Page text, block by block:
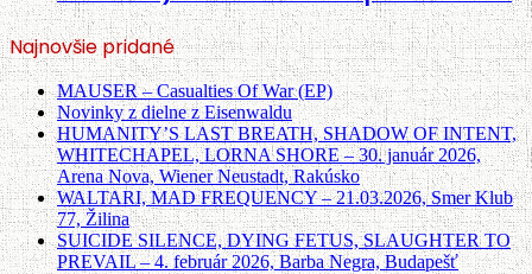
Najnovšie pridané
MAUSER – Casualties Of War (EP)
Novinky z dielne z Eisenwaldu
HUMANITY’S LAST BREATH, SHADOW OF INTENT,
WHITECHAPEL, LORNA SHORE – 30. január 2026,
Arena Nova, Wiener Neustadt, Rakúsko
WALTARI, MAD FREQUENCY – 21.03.2026, Smer Klub
77, Žilina
SUICIDE SILENCE, DYING FETUS, SLAUGHTER TO
PREVAIL – 4. február 2026, Barba Negra, Budapešť